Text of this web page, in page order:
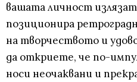
вашата личност
позиционира
на творчеството и
да откриете, че по-
носи неочаквани и